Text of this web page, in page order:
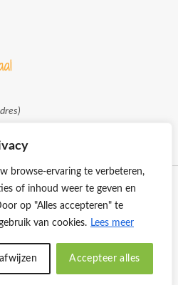
browse-ervaring te verbeteren,
of inhoud weer te geven en
op "Alles accepteren" te
van cookies. Lees meer
Accepteer alles
Vitaminentotaal.nl